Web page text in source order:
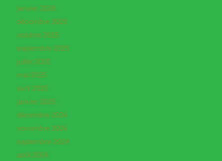
janvier 2026
décembre 2025
octobre 2025
septembre 2025
juillet 2025
mai 2025
avril 2025
janvier 2025
décembre 2024
novembre 2024
septembre 2024
août 2024